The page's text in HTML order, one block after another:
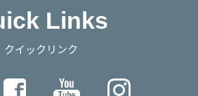
Links
クイックリンク
Twitter FacebookYouTube